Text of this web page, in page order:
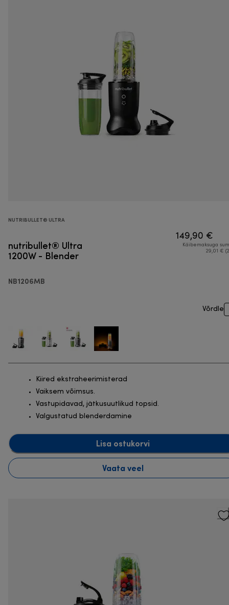
NUTRIBULLET® ULTRA
nutribullet® Ultra
1200W - Blender
NB1206MB
149,90 €
Käibemaksuga
29,01 €
Võrdle
Kiired ekstraheerimisterad
Vaiksem võimsus.
Vastupidavad, jätkusuutlikud topsid.
Valgustatud blenderdamine
Lisa ostukorvi
Vaata veel